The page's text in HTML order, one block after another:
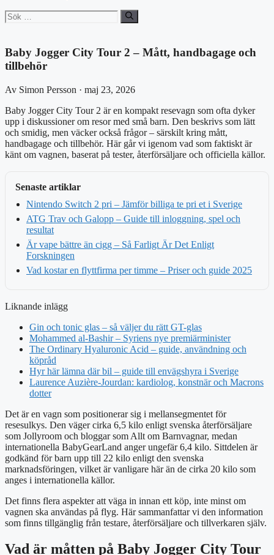
Sök
efter:
Baby Jogger City Tour 2 – Mått, handbagage och
tillbehör
Av Simon Persson · maj 23, 2026
Baby Jogger City Tour 2 är en kompakt resevagn som ofta dyker
upp i diskussioner om resor med små barn. Den beskrivs som lätt
och smidig, men väcker också frågor – särskilt kring mått,
handbagage och tillbehör. Här går vi igenom vad som faktiskt är
känt om vagnen, baserat på tester, återförsäljare och officiella källor.
Senaste artiklar
Nintendo Switch 2 pri – Jämför billiga te pri et i Sverige
ATG Trav och Galopp – Guide till inloggning, spel och
resultat
Är vape bättre än cigg – Så Farligt Är Det Enligt
Forskningen
Vad kostar en flyttfirma per timme – Priser och guide 2025
Liknande inlägg
Gin och tonic glas – så väljer du rätt GT-glas
Mohammed al-Bashir – Syriens nye premiärminister
The Ordinary Hyaluronic Acid – guide, användning och
köpråd
Hyr här lämna där bil – guide till envägshyra i Sverige
Laurence Auzière-Jourdan: kardiolog, konstnär och Macrons
dotter
Det är en vagn som positionerar sig i mellansegmentet för
resesulkys. Den väger cirka 6,5 kilo enligt svenska återförsäljare
som Jollyroom och bloggar som Allt om Barnvagnar, medan
internationella BabyGearLand anger ungefär 6,4 kilo. Sittdelen är
godkänd för barn upp till 22 kilo enligt den svenska
marknadsföringen, vilket är vanligare här än de cirka 20 kilo som
anges i internationella källor.
Det finns flera aspekter att väga in innan ett köp, inte minst om
vagnen ska användas på flyg. Här sammanfattar vi den information
som finns tillgänglig från testare, återförsäljare och tillverkaren själv.
Vad är måtten på Baby Jogger City Tour